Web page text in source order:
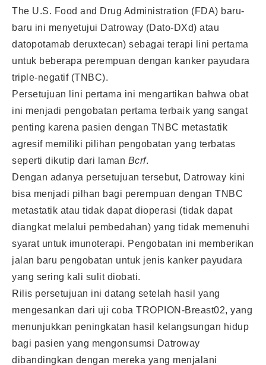
The U.S. Food and Drug Administration (FDA) baru-
baru ini menyetujui Datroway (Dato-DXd) atau
datopotamab deruxtecan) sebagai terapi lini pertama
untuk beberapa perempuan dengan kanker payudara
triple-negatif (TNBC).
Persetujuan lini pertama ini mengartikan bahwa obat
ini menjadi pengobatan pertama terbaik yang sangat
penting karena pasien dengan TNBC metastatik
agresif memiliki pilihan pengobatan yang terbatas
seperti dikutip dari laman Bcrf.
Dengan adanya persetujuan tersebut, Datroway kini
bisa menjadi pilhan bagi perempuan dengan TNBC
metastatik atau tidak dapat dioperasi (tidak dapat
diangkat melalui pembedahan) yang tidak memenuhi
syarat untuk imunoterapi. Pengobatan ini memberikan
jalan baru pengobatan untuk jenis kanker payudara
yang sering kali sulit diobati.
Rilis persetujuan ini datang setelah hasil yang
mengesankan dari uji coba TROPION-Breast02, yang
menunjukkan peningkatan hasil kelangsungan hidup
bagi pasien yang mengonsumsi Datroway
dibandingkan dengan mereka yang menjalani